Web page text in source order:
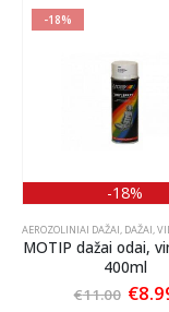
-18%
-18%
AEROZOLINIAI DAŽAI, DAŽAI,
MOTIP dažai odai,
400ml
€11.00 €